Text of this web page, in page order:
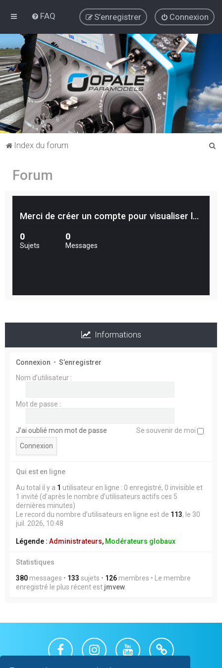
FAQ Connexion
S’enregistrer
Index du forum
Forum
Merci de créer un compte pour visualiser le contenu du forum
0
Sujets
0
Messages
Informations
Connexion • S’enregistrer
Nom d’utilisateur :
Mot de passe :
J’ai oublié mon mot de passe Se souvenir de moi
Qui est en ligne
Au total il y a 1 utilisateur en ligne : 0 enregistré, 0 invisible et
1 invité (d’après le nombre d’utilisateurs actifs ces 5
dernières minutes)
Le record du nombre d’utilisateurs en ligne est de 113, le 30
juil. 2026, 10:48
Légende : Administrateurs, Modérateurs globaux
Statistiques
380 messages • 133 sujets • 126 membres • Le membre
enregistré le plus récent est jmvew